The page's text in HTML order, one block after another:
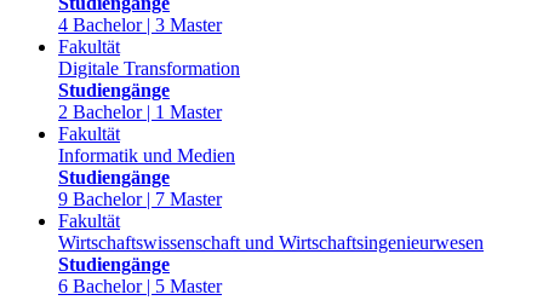
4 Bachelor | 3 Master
Fakultät
Digitale Transformation
Studiengänge
2 Bachelor | 1 Master
Fakultät
Informatik und Medien
Studiengänge
9 Bachelor | 7 Master
Fakultät
Wirtschaftswissenschaft und Wirtschaftsingenieurwesen
Studiengänge
6 Bachelor | 5 Master